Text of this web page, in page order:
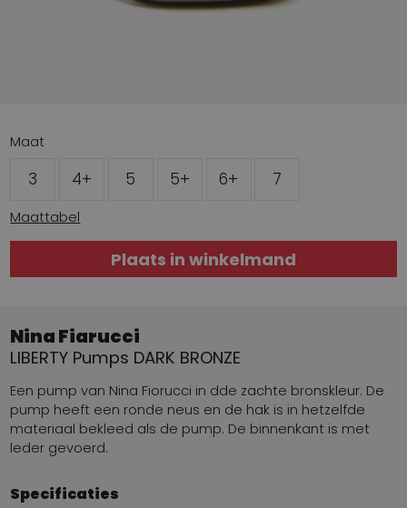
Maat
3 4+ 5 5+ 6+ 7
Maattabel
Plaats in winkelmand
Nina Fiarucci
LIBERTY Pumps DARK BRONZE
Een pump van Nina Fiorucci in dde zachte bronskleur. De
pump heeft een ronde neus en de hak is in hetzelfde
materiaal bekleed als de pump. De binnenkant is met
leder gevoerd.
Specificaties